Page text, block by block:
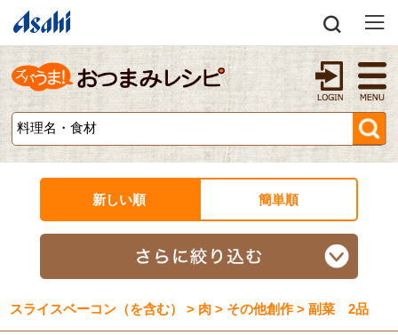
新しい順 簡単順
スライスベーコン（を含む） > 肉 > その他創作 > 副菜 2品